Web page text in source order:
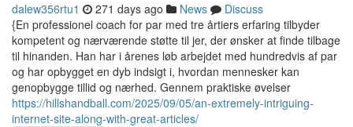
dalew356rtu1 271 days ago News
Discuss
{En professionel coach for par med tre årtiers erfaring tilbyder
kompetent og nærværende støtte til jer, der ønsker at finde tilbage
til hinanden. Han har i årenes løb arbejdet med hundredvis af par
og har opbygget en dyb indsigt i, hvordan mennesker kan
genopbygge tillid og nærhed. Gennem praktiske øvelser
https://hillshandball.com/2025/09/05/an-extremely-intriguing-
internet-site-along-with-great-articles/